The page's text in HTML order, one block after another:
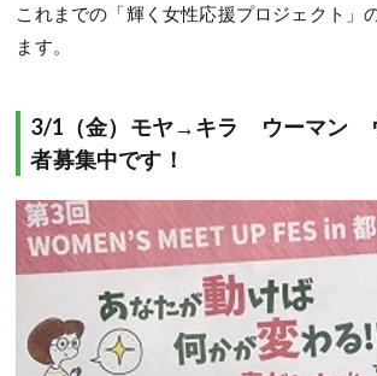
これまでの「輝く女性応援プロジェクト」
ます。
3/1（金）モヤ→キラ ウーマン
者募集中です！